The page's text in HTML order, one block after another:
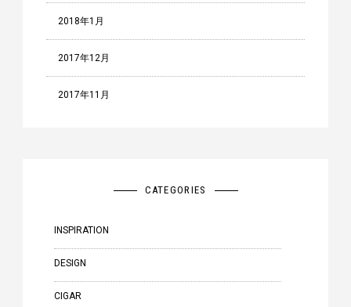
2018年1月
2017年12月
2017年11月
CATEGORIES
INSPIRATION
DESIGN
CIGAR